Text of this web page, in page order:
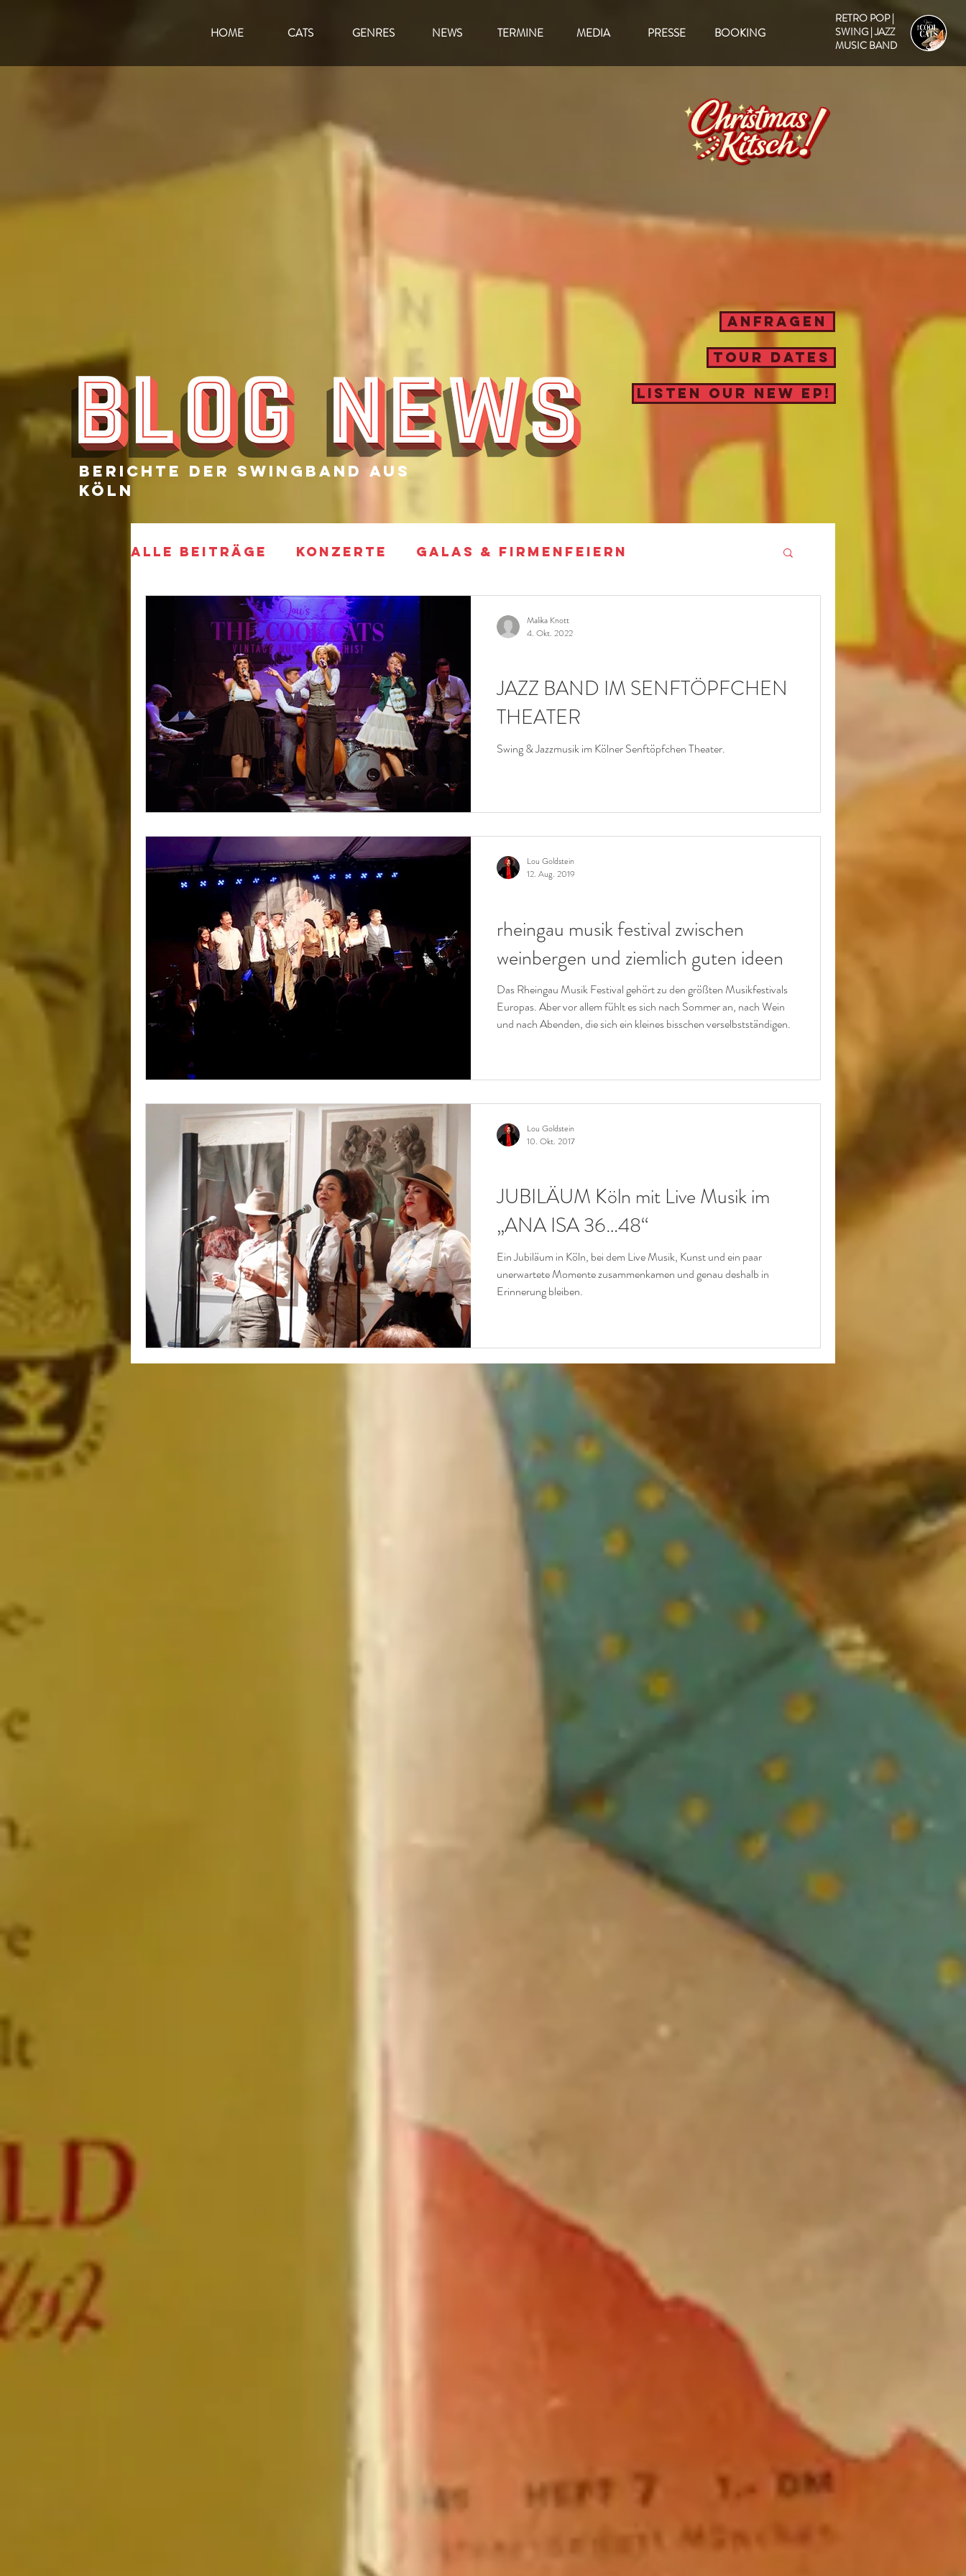
HOME CATS GENRES NEWS TERMINE MEDIA PRESSE BOOKING
RETRO POP |
SWING | JAZZ
MUSIC BAND
ANFRAGEN
TOUR DATES
LISTEN OUR NEW EP!
Berichte Der SWingband aus
Köln
Alle Beiträge KONZERTE GALAS & FIRMENFEIERN
ELECTRIFIED PARTY FOTO SHOOTINGS & VIDEO DREHS
CHRISTMAS NEUE SWING MUSIK im Retro Pop Stil
CATS KÜNSTLICHE INTELLIGENZ (KI)
JAZZ BAND IM SENFTÖPFCHEN
THEATER
Swing & Jazzmusik im Kölner Senftöpfchen Theater.
Malika Knott
4. Okt. 2022
rheingau musik festival zwischen
weinbergen und ziemlich guten ideen
Das Rheingau Musik Festival gehört zu den größten Musikfestivals
Europas. Aber vor allem fühlt es sich nach Sommer an, nach Wein
und nach Abenden, die sich ein kleines bisschen verselbstständigen.
Lou Goldstein
12. Aug. 2019
JUBILÄUM Köln mit Live Musik im
„ANA ISA 36…48“
Ein Jubiläum in Köln, bei dem Live Musik, Kunst und ein paar
unerwartete Momente zusammenkamen und genau deshalb in
Erinnerung bleiben.
Lou Goldstein
10. Okt. 2017